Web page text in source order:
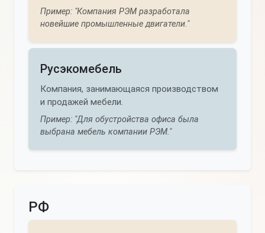
Пример: "Компания РЭМ разработала
новейшие промышленные двигатели."
Русэкомебель
Компания, занимающаяся производством
и продажей мебели.
Пример: "Для обустройства офиса была
выбрана мебель компании РЭМ."
РФ